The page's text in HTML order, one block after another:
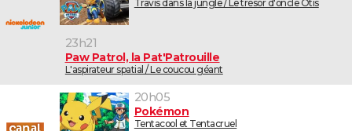
Travis dans la jungle / Le trésor d'oncle Otis
23h21
Paw Patrol, la Pat'Patrouille
L'aspirateur spatial / Le coucou géant
20h05
Pokémon
Tentacool et Tentacruel